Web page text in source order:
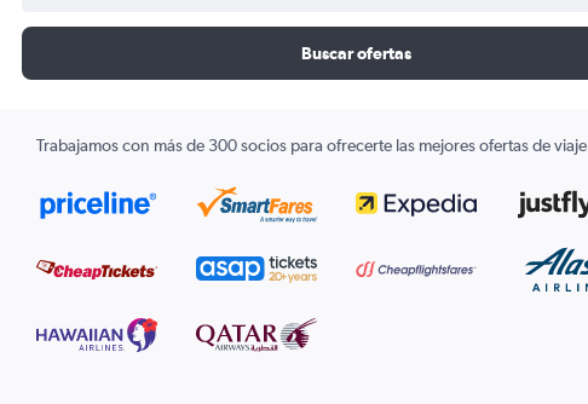
Buscar ofertas
Trabajamos con más de 300 socios para ofrecerte las mejores ofertas de viaje